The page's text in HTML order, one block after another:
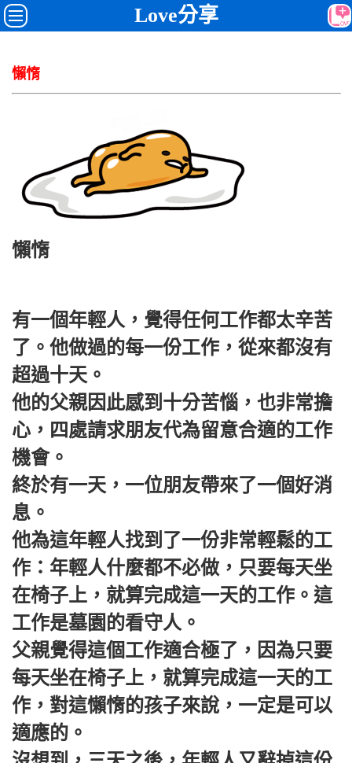
Love分享
懶惰
懶惰
有一個年輕人，覺得任何工作都太辛苦
了。他做過的每一份工作，從來都沒有
超過十天。
他的父親因此感到十分苦惱，也非常擔
心，四處請求朋友代為留意合適的工作
機會。
終於有一天，一位朋友帶來了一個好消
息。
他為這年輕人找到了一份非常輕鬆的工
作：年輕人什麼都不必做，只要每天坐
在椅子上，就算完成這一天的工作。這
工作是墓園的看守人。
父親覺得這個工作適合極了，因為只要
每天坐在椅子上，就算完成這一天的工
作，對這懶惰的孩子來說，一定是可以
適應的。